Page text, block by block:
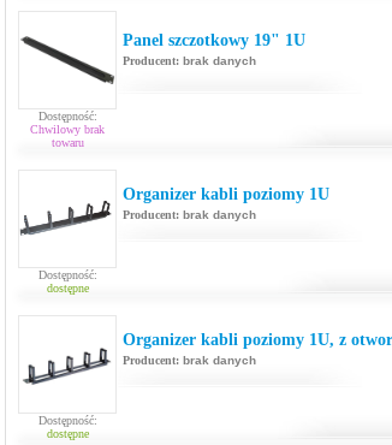
Dostępność:
Chwilowy brak
towaru
Panel szczotkowy 19" 1U
Producent: brak danych
Dostępność:
dostępne
Organizer kabli poziomy 1U
Producent: brak danych
Dostępność:
dostępne
Organizer kabli poziomy 1U, z
Producent: brak danych